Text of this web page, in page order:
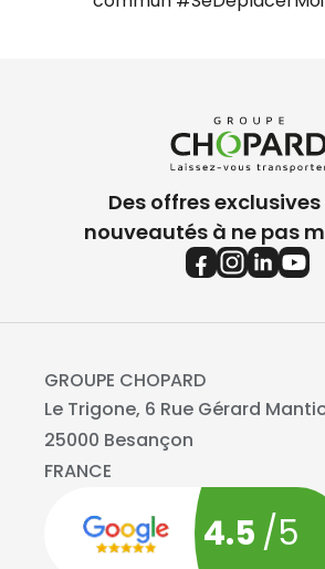
Des offres
nouveautés à ne pas
GROUPE CHOPARD
Le Trigone, 6 Rue Gérard
25000 Besançon
FRANCE
4.5 /5